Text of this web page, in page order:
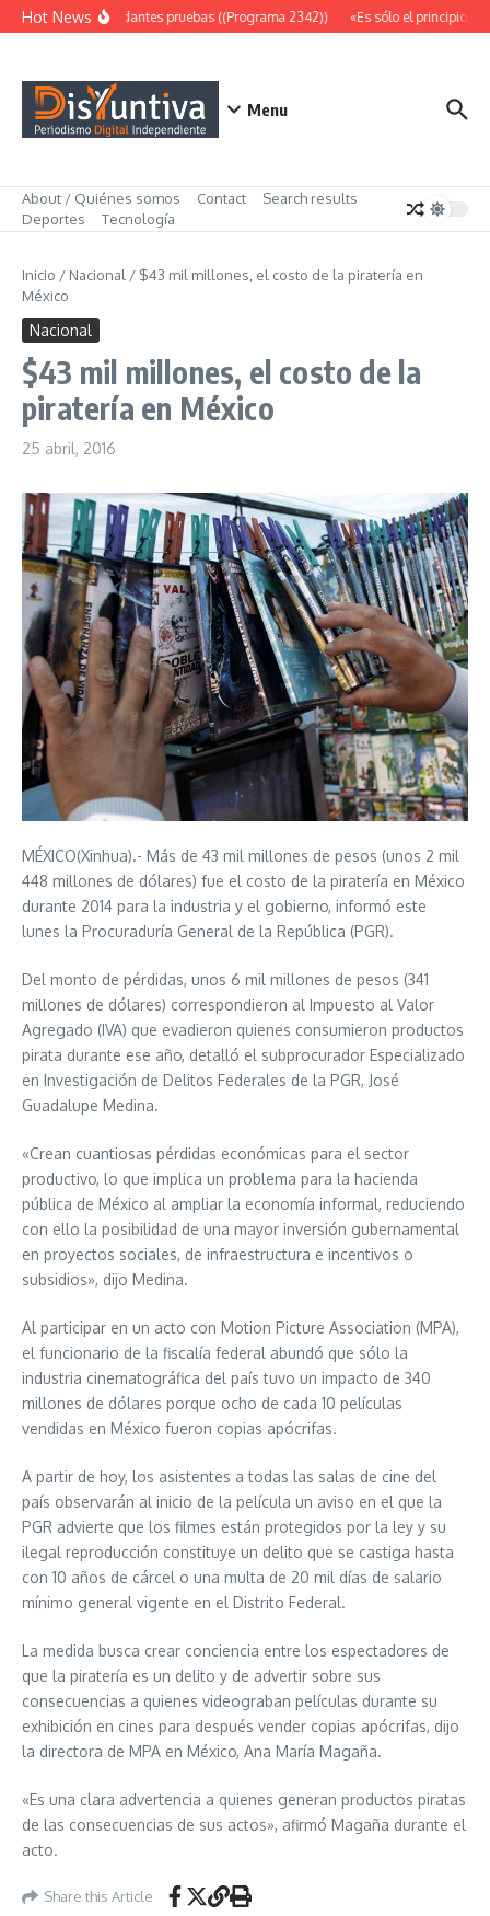
Saltar al contenido
Hot NewsAbundantes pruebas ((Programa 2342)) «Es sólo el principio»
Menu
About / Quiénes somos Contact
Search results
Deportes
Tecnología
Inicio / Nacional / $43 mil millones, el costo de la piratería en
México
Nacional
$43 mil millones, el costo de la
piratería en México
25 abril, 2016
MÉXICO(Xinhua).- Más de 43 mil millones de pesos (unos 2 mil
448 millones de dólares) fue el costo de la piratería en México
durante 2014 para la industria y el gobierno, informó este
lunes la Procuraduría General de la República (PGR).
Del monto de pérdidas, unos 6 mil millones de pesos (341
millones de dólares) correspondieron al Impuesto al Valor
Agregado (IVA) que evadieron quienes consumieron productos
pirata durante ese año, detalló el subprocurador Especializado
en Investigación de Delitos Federales de la PGR, José
Guadalupe Medina.
«Crean cuantiosas pérdidas económicas para el sector
productivo, lo que implica un problema para la hacienda
pública de México al ampliar la economía informal, reduciendo
con ello la posibilidad de una mayor inversión gubernamental
en proyectos sociales, de infraestructura e incentivos o
subsidios», dijo Medina.
Al participar en un acto con Motion Picture Association (MPA),
el funcionario de la fiscalía federal abundó que sólo la
industria cinematográfica del país tuvo un impacto de 340
millones de dólares porque ocho de cada 10 películas
vendidas en México fueron copias apócrifas.
A partir de hoy, los asistentes a todas las salas de cine del
país observarán al inicio de la película un aviso en el que la
PGR advierte que los filmes están protegidos por la ley y su
ilegal reproducción constituye un delito que se castiga hasta
con 10 años de cárcel o una multa de 20 mil días de salario
mínimo general vigente en el Distrito Federal.
La medida busca crear conciencia entre los espectadores de
que la piratería es un delito y de advertir sobre sus
consecuencias a quienes videograban películas durante su
exhibición en cines para después vender copias apócrifas, dijo
la directora de MPA en México, Ana María Magaña.
«Es una clara advertencia a quienes generan productos piratas
de las consecuencias de sus actos», afirmó Magaña durante el
acto.
Share this Article